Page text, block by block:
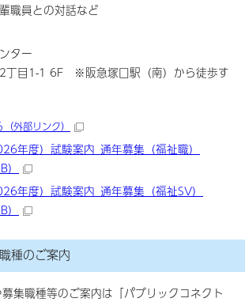
職員との対話など
ター
丁目1-1 6F ※阪急塚口駅（南）から徒歩す
（外部リンク）
年度）試験案内_通年募集（福祉職）
年度）試験案内_通年募集（福祉SV）
種のご案内
集職種等のご案内は「パブリックコネクト